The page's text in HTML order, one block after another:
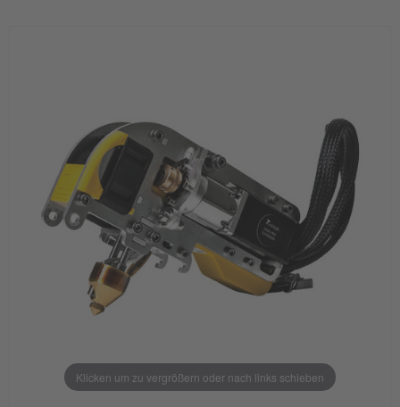
Klicken um zu vergrößern oder nach links schieben